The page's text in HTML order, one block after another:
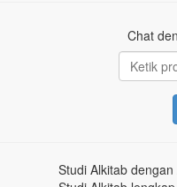
Chat
Studi Alkitab dengan